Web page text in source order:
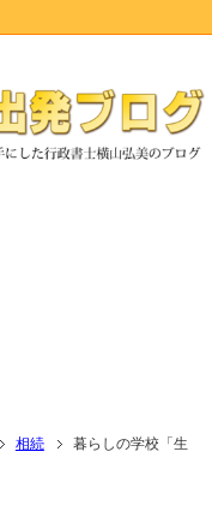
相続
暮らしの学校「生